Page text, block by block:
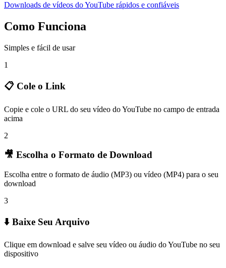
Downloads de vídeos do YouTube rápidos e confiáveis
Como Funciona
Simples e fácil de usar
1
📋 Cole o Link
Copie e cole o URL do seu vídeo do YouTube no campo de entrada
acima
2
🎥 Escolha o Formato de Download
Escolha entre o formato de áudio (MP3) ou vídeo (MP4) para o seu
download
3
⬇️ Baixe Seu Arquivo
Clique em download e salve seu vídeo ou áudio do YouTube no seu
dispositivo